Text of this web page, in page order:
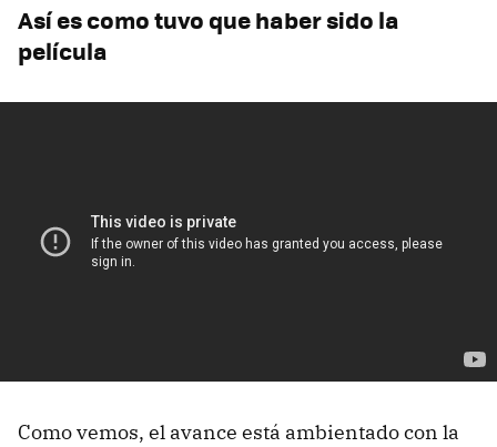
Así es como tuvo que haber sido la
película
Como vemos, el avance está ambientado con la